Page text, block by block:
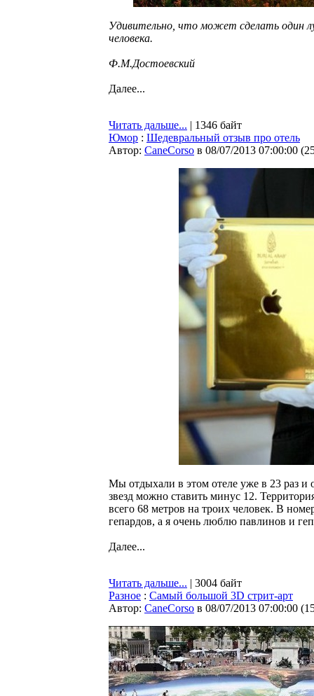
Удивительно, что может сделать один
человека.
Ф.М.Достоевский
Далее...
Читать дальше... | 1346 байт
Юмор : Шедевральный отзыв про отель
Автор: CaneCorso в 08/07/2013 07:00:00 (
Мы отдыхали в этом отеле уже в 23 раз и
звезд можно ставить минус 12.
всего 68 метров на троих человек. В
гепардов, а я очень люблю павлинов и
Далее...
Читать дальше... | 3004 байт
Разное : Самый большой 3D стрит-арт
Автор: CaneCorso в 08/07/2013 07:00:00 (